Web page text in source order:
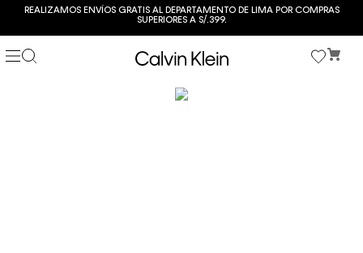
REALIZAMOS ENVÍOS GRATIS AL DEPARTAMENTO DE LIMA POR COMPRAS
SUPERIORES A S/.399.